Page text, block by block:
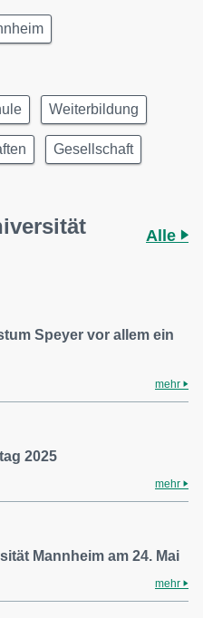
Weiterbildung
Gesellschaft
Alle
Speyer vor allem ein
mehr
2025
mehr
Mannheim am 24. Mai
mehr